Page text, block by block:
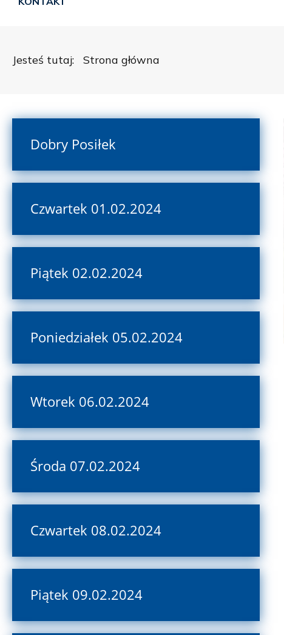
Jesteś tutaj: Strona główna
Dobry Posiłek
Czwartek 01.02.2024
Piątek 02.02.2024
Poniedziałek 05.02.2024
Wtorek 06.02.2024
Środa 07.02.2024
Czwartek 08.02.2024
Piątek 09.02.2024